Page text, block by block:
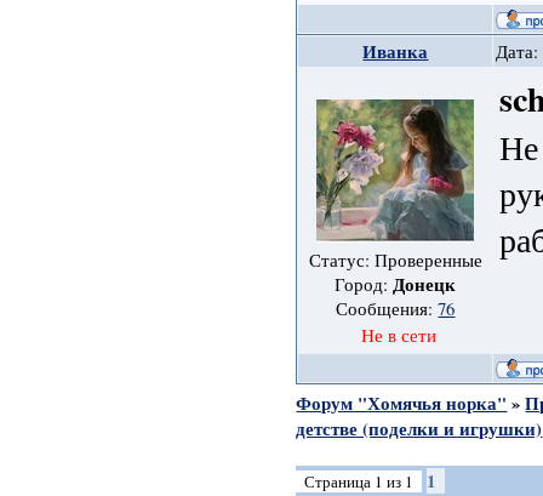
Иванка
Статус: Проверенные
Город:Донецк
Сообщения:76
Не в сети
Форум "Хомячья норка" »
детстве (поделки и игрушки)
Страница 1 из 1 1